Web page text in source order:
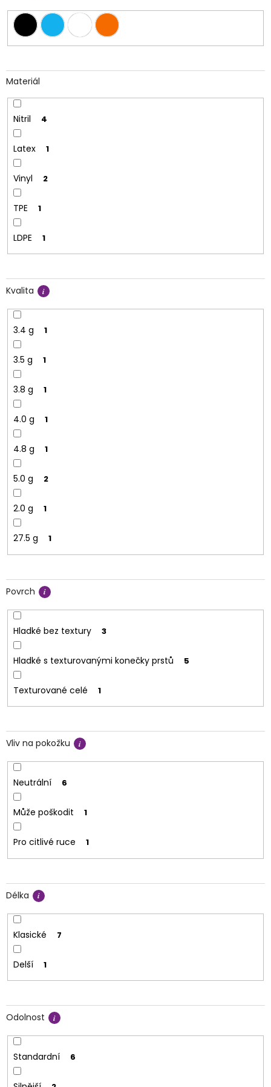
Materiál
Nitril 4
Latex 1
Vinyl 2
TPE 1
LDPE 1
Kvalita
3.4 g 1
3.5 g 1
3.8 g 1
4.0 g 1
4.8 g 1
5.0 g 2
2.0 g 1
27.5 g 1
Povrch
Hladké bez textury 3
Hladké s texturovanými konečky prstů 5
Texturované celé 1
Vliv na pokožku
Neutrální 6
Může poškodit 1
Pro citlivé ruce 1
Délka
Klasické 7
Delší 1
Odolnost
Standardní 6